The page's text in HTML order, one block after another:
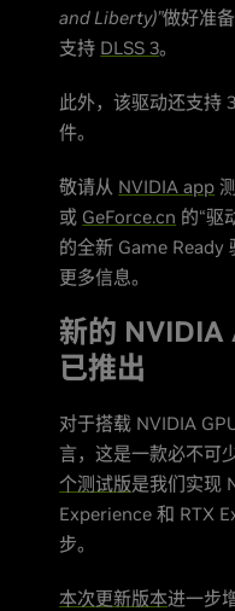
and Liberty)”做好准
支持 DLSS 3。
此外，该驱动还支持
件。
敬请从 NVIDIA app
或 GeForce.cn 的“驱
的全新 Game Ready
更多信息。
新的 NVIDIA
已推出
对于搭载 NVIDIA
言，这是一款必不可
个测试版是我们实现
Experience 和 RTX
步。
本次更新版本进一步